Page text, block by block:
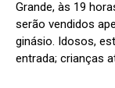
Grande, às 19
serão vendidos
ginásio. Idosos,
entrada; crianças